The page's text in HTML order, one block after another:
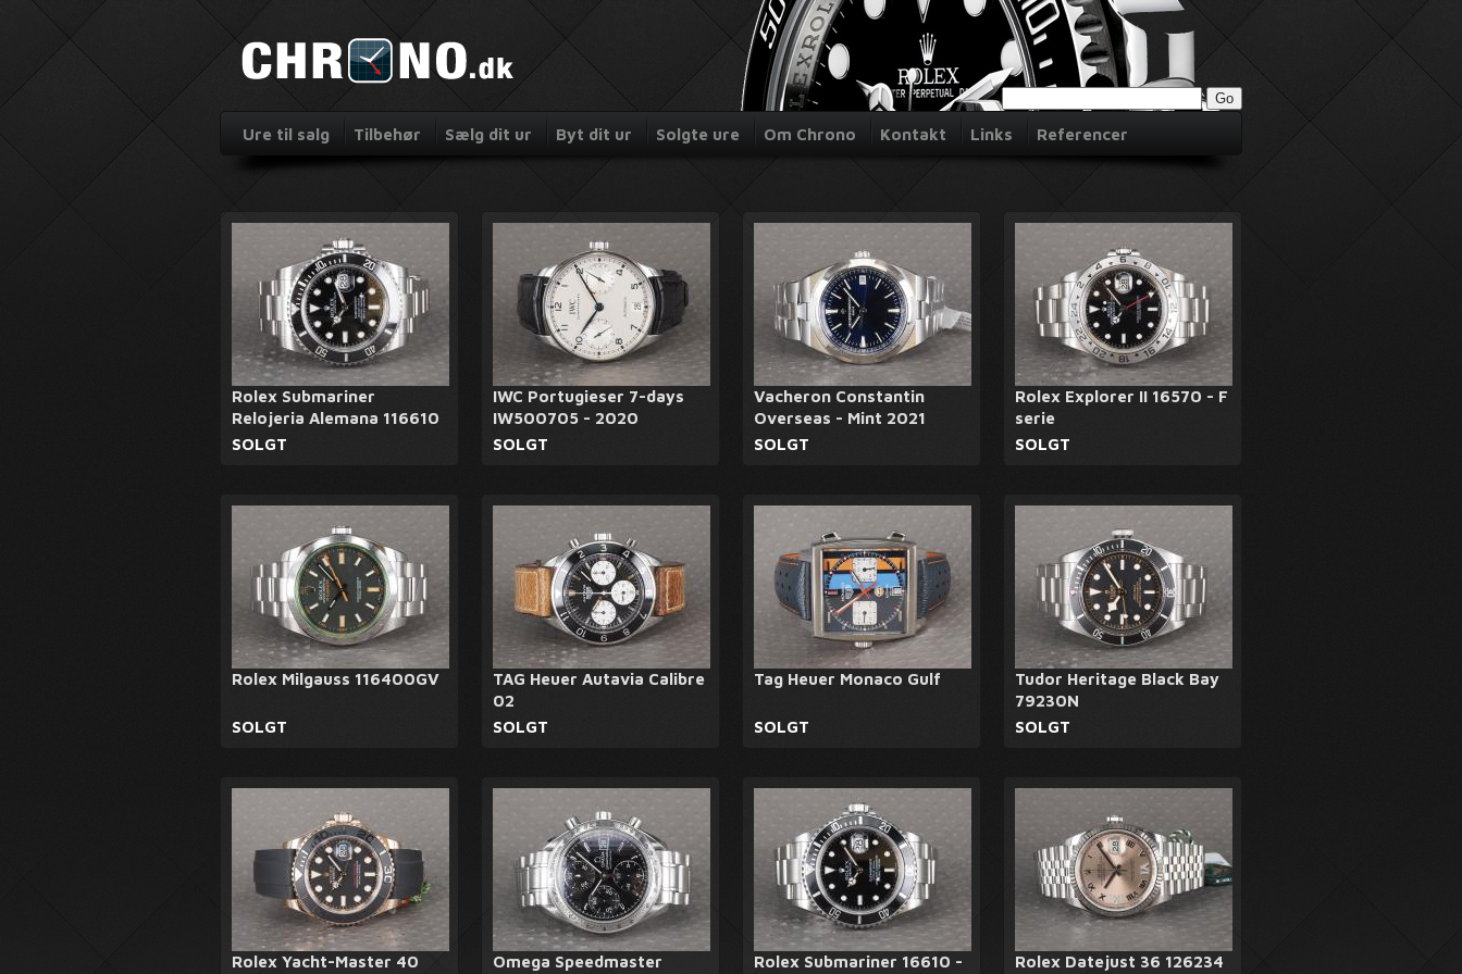
Ure til salg Tilbehør Sælg dit ur Byt dit ur Solgte ure Om Chrono Kontakt Links Referencer
Rolex Submariner
Relojeria Alemana 116610
SOLGT
IWC Portugieser 7-days
IW500705 - 2020
SOLGT
Vacheron Constantin
Overseas - Mint 2021
SOLGT
Rolex Explorer II 16570 - F
serie
SOLGT
Rolex Milgauss 116400GV
SOLGT
TAG Heuer Autavia Calibre
02
SOLGT
Tag Heuer Monaco Gulf
SOLGT
Tudor Heritage Black Bay
79230N
SOLGT
Rolex Yacht-Master 40 Omega Speedmaster Rolex Submariner 16610 - Rolex Datejust 36 126234